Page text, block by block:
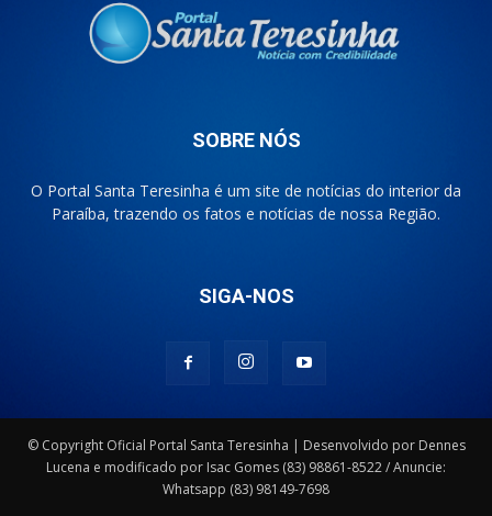
SOBRE NÓS
O Portal Santa Teresinha é um site de notícias do interior da
Paraíba, trazendo os fatos e notícias de nossa Região.
SIGA-NOS
© Copyright Oficial Portal Santa Teresinha | Desenvolvido por Dennes
Lucena e modificado por Isac Gomes (83) 98861-8522 / Anuncie:
Whatsapp (83) 98149-7698